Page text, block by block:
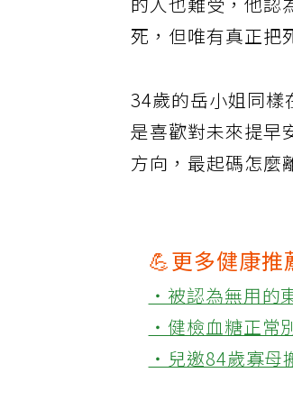
的人也難受，他認
死，但唯有真正把
34歲的岳小姐同樣
是喜歡對未來提早
方向，最起碼怎麼
💪更多健康推
‧被認為無用的
‧健檢血糖正常
‧兒邀84歲寡母